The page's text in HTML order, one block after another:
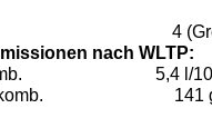
4
nach WLTP:
5,4 l/
141